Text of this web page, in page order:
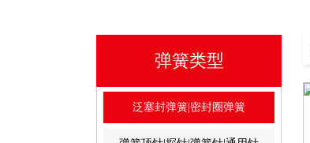
弹簧类型
泛塞封弹簧|密封圈弹簧